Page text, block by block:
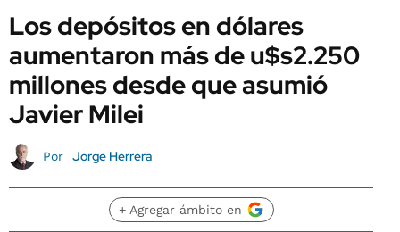
Los depósitos en dólares
aumentaron más de u$s2.250
millones desde que asumió
Javier Milei
Por Jorge Herrera
+ Agregar ámbito en